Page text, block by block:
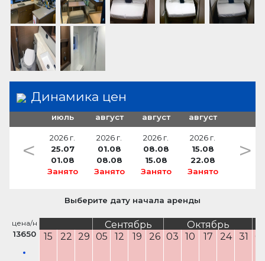
спасательный плот
спасательные жилеты (12)
Прорезатель сетей награждения
туманный горн
набор инструментов для ремонта
спасательный жилет (для детей)
кокпит отделанный тиком
губка
столик кокпита
навесной тент
утка для шпрингов (8)
рукоятка брашпиля (2)
якорь с цепью
боцманская беседка (люлька)
швартовые тросы
швартовые утки
водный шланг
кормовой кранец
Очиститель для стекол Windex
морские навигационные карты
водяная помпа
газовые балоны (2)
кухонные принадлежности
печь
Динамика цен
июль
2026 г.
25.07
01.08
Занято
август
2026 г.
01.08
08.08
Занято
август
2026 г.
08.08
15.08
Занято
август
2026 г.
15.08
22.08
Занято
< >
Выберите дату начала аренды
цена/н
13650
Сентябрь
Октябрь
15
22 29 05 12 19 26 03 10 17 24 31